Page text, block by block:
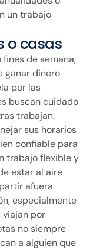
un trabajo
o casas
de semana,
ganar dinero
por las
buscan cuidado
trabajan.
sus horarios
confiable para
trabajo flexible y
estar al aire
afuera.
especialmente
viajan por
no siempre
a alguien que